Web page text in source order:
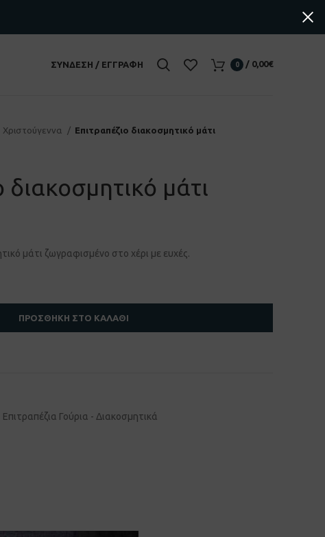
ΣΎΝΔΕΣΗ / ΕΓΓΡΑΦΉ 0 / 0,00€
Χριστούγεννα Επιτραπέζιο διακοσμητικό μάτι
διακοσμητικό μάτι
μάτι ζωγραφισμένο στο χέρι με ευχές.
ΠΡΟΣΘΉΚΗ ΣΤΟ ΚΑΛΆΘΙ
Επιτραπέζια Γούρια - Διακοσμητικά